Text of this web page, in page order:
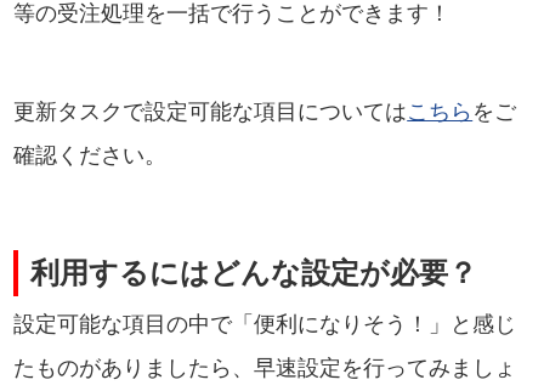
等の受注処理を一括で行うことができます！
更新タスクで設定可能な項目についてはこちら をご
確認ください。
利用するにはどんな設定が必要？
設定可能な項目の中で「便利になりそう！」と感じ
たものがありましたら、早速設定を行ってみましょ